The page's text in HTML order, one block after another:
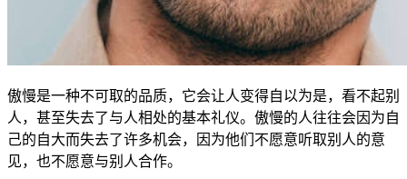
傲慢是一种不可取的品质，它会让人变得自以为是，看不起别
人，甚至失去了与人相处的基本礼仪。傲慢的人往往会因为自
己的自大而失去了许多机会，因为他们不愿意听取别人的意
见，也不愿意与别人合作。